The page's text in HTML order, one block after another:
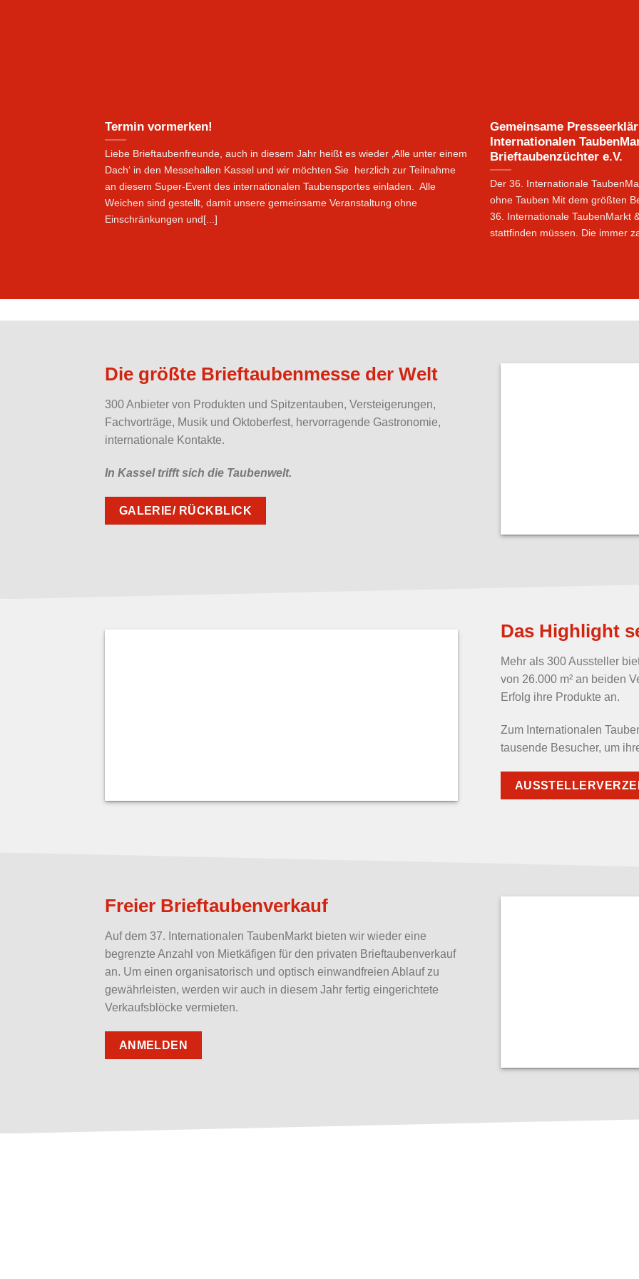
Termin vormerken!
Liebe Brieftaubenfreunde, auch in diesem Jahr heißt es wieder ‚Alle unter einem
Dach‘ in den Messehallen Kassel und wir möchten Sie herzlich zur Teilnahme
an diesem Super-Event des internationalen Taubensportes einladen. Alle
Weichen sind gestellt, damit unsere gemeinsame Veranstaltung ohne
Einschränkungen und[...]
Gemeinsame
Internationalen
Brieftaubenzüchter e.V.
Der 36. Internationale
ohne Tauben Mit dem größten
36. Internationale TaubenMarkt
stattfinden müssen. Die immer
Die größte Brieftaubenmesse der Welt
300 Anbieter von Produkten und Spitzentauben, Versteigerungen,
Fachvorträge, Musik und Oktoberfest, hervorragende Gastronomie,
internationale Kontakte.
In Kassel trifft sich die Taubenwelt.
GALERIE/ RÜCKBLICK
Das Highlight
Mehr als 300 Aussteller
von 26.000 m² an beiden
Erfolg ihre Produkte an.
Zum Internationalen
tausende Besucher, um
Freier Brieftaubenverkauf
Auf dem 37. Internationalen TaubenMarkt bieten wir wieder eine
begrenzte Anzahl von Mietkäfigen für den privaten Brieftaubenverkauf
an. Um einen organisatorisch und optisch einwandfreien Ablauf zu
gewährleisten, werden wir auch in diesem Jahr fertig eingerichtete
Verkaufsblöcke vermieten.
ANMELDEN